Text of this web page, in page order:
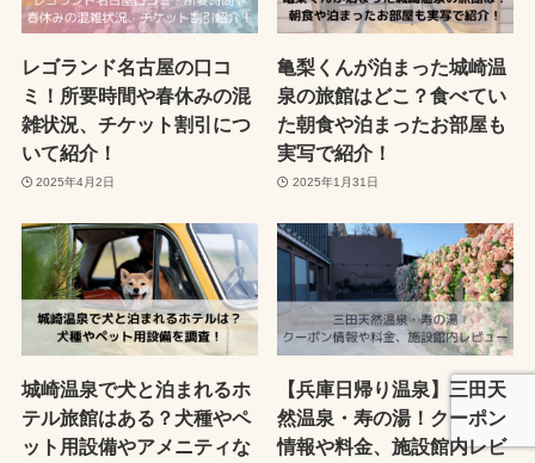
レゴランド名古屋の口コ
ミ！所要時間や春休みの混
雑状況、チケット割引につ
いて紹介！
2025年4月2日
亀梨くんが泊まった城崎温
泉の旅館はどこ？食べてい
た朝食や泊まったお部屋も
実写で紹介！
2025年1月31日
城崎温泉で犬と泊まれるホ
テル旅館はある？犬種やペ
ット用設備やアメニティな
【兵庫日帰り温泉】三田天
然温泉・寿の湯！クーポン
情報や料金、施設館内レビ